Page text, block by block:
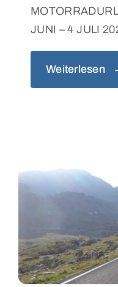
JUNI – 4 JULI
Weiterlesen